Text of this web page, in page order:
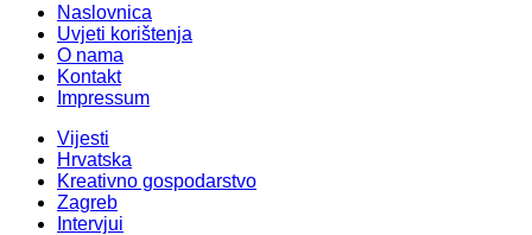
Naslovnica
Uvjeti korištenja
O nama
Kontakt
Impressum
Vijesti
Hrvatska
Kreativno gospodarstvo
Zagreb
Intervjui